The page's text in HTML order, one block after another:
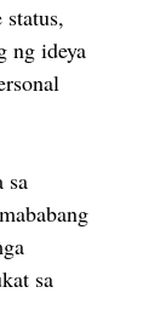
ng ideya
sa
sa